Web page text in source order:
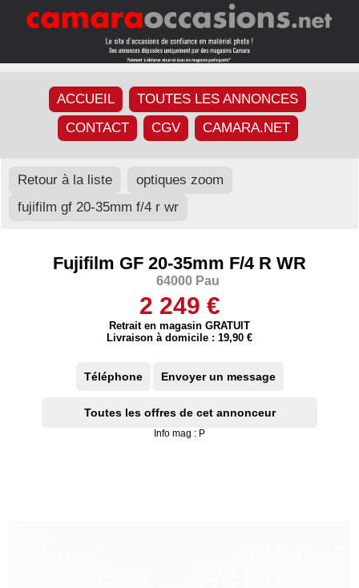
ACCUEIL
TOUTES LES ANNONCES
CONTACT
CGV CAMARA.NET
Retour à la liste
optiques zoom
fujifilm gf 20-35mm f/4 r wr
Fujifilm GF 20-35mm F/4 R WR
64000 Pau
2 249 €
Retrait en magasin GRATUIT
Livraison à domicile : 19,90 €
Téléphone Envoyer un message
Toutes les offres de cet annonceur
Info mag : P